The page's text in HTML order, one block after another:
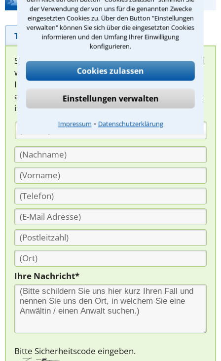
der Verwendung der von uns für die genannten Zwecke
eingesetzten Cookies zu. Über den Button "Einstellungen
verwalten" können Sie sich über die eingesetzten Cookies
informieren und den Umfang Ihrer Einwilligung
konfigurieren.
Cookies zulassen
Einstellungen verwalten
Impressum ⁃ Datenschutzerklärung
Telefonhilfe Beratungsanfrage
Sie können hier Ihren Fall schildern. Anschließend
werden sich spezialisierte Rechtsanwälte bei
Ihnen melden, um das weitere Vorgehen
abzuklären. Die Rückmeldung durch einen Anwalt
ist für Sie kostenlos.
Ihre Nachricht*
Bitte Sicherheitscode eingeben.